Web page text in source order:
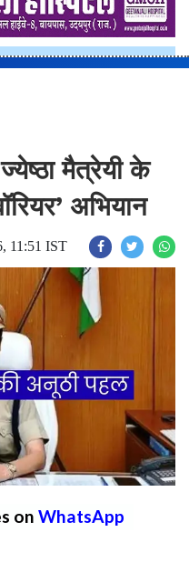
मैत्रेयी के
अभियान
11:51 IST
on WhatsApp